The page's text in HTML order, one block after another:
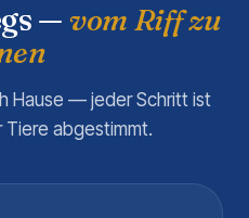
— vom Riff zu
Hause — jeder Schritt ist
Tiere abgestimmt.